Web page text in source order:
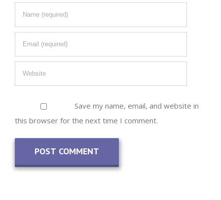
Save my name, email, and website in
this browser for the next time I comment.